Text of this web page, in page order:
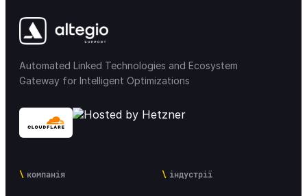
Automated Linked Technologies and Ecosystem
Gateway for Intelligent Optimizations
компанія індустрії